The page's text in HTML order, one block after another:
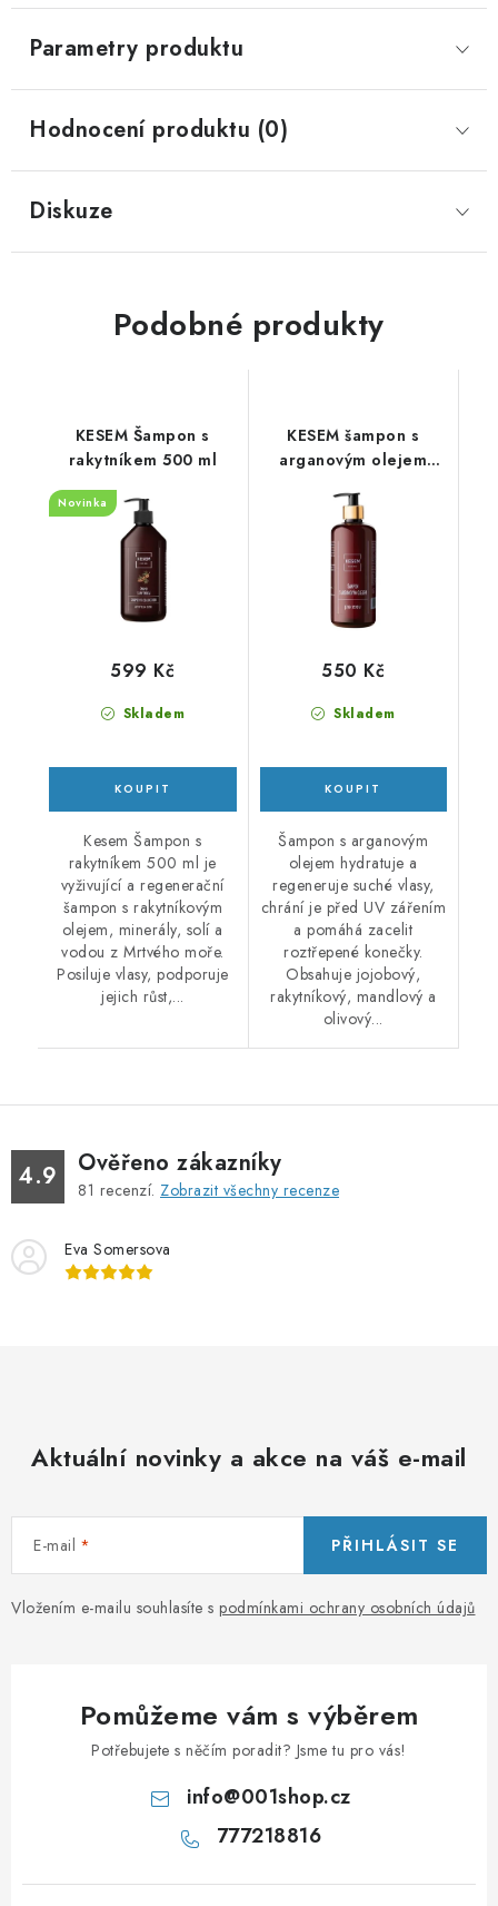
Parametry produktu
Hodnocení produktu (0)
Diskuze
Podobné produkty
KESEM Šampon s
rakytníkem 500 ml
Novinka
Skladem
599 Kč
Kesem Šampon s
rakytníkem 500 ml je
vyživující a regenerační
šampon s rakytníkovým
olejem, minerály, solí a
vodou z Mrtvého moře.
Posiluje vlasy, podporuje
jejich růst,...
KESEM šampon s
arganovým olejem
Skladem
550 Kč
Šampon s arganovým
olejem hydratuje a
regeneruje suché vlasy,
chrání je před UV zářením
a pomáhá zacelit
roztřepené konečky.
Obsahuje jojobový,
rakytníkový, mandlový a
olivový...
4.9 Ověřeno zákazníky
81 recenzí. Zobrazit všechny recenze
Eva Somersova
Aktuální novinky a akce na váš e-mail
E-mail
Vložením e-mailu souhlasíte s podmínkami ochrany osobních údajů
PŘIHLÁSIT SE
Pomůžeme vám s výběrem
Potřebujete s něčím poradit? Jsme tu pro vás!
info@001shop.cz
777218816